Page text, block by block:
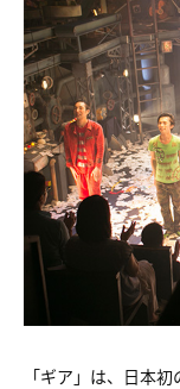
「ギア」は、日本